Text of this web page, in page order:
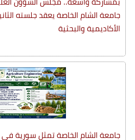
جامعة الشام الخاصة يعقد جلسته
الأكاديمية والبحثية
جامعة الشام الخاصة تمثل سورية